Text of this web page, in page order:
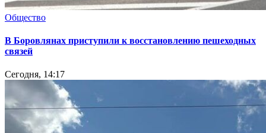
Общество
В Боровлянах приступили к восстановлению пешеходных
связей
Сегодня, 14:17